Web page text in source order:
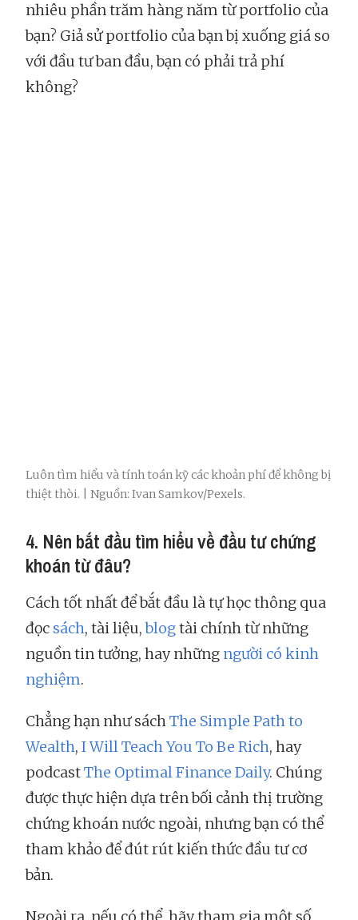
nhiêu phần trăm hàng năm từ portfolio của
bạn? Giả sử portfolio của bạn bị xuống giá so
với đầu tư ban đầu, bạn có phải trả phí
không?
Luôn tìm hiểu và tính toán kỹ các khoản phí để không bị
thiệt thòi. | Nguồn: Ivan Samkov/Pexels.
4. Nên bắt đầu tìm hiểu về đầu tư chứng
khoán từ đâu?
Cách tốt nhất để bắt đầu là tự học thông qua
đọc sách, tài liệu,blogtài chính từ những
nguồn tin tưởng, hay những người có kinh
nghiệm.
Chẳng hạn như sáchThe Simple Path to
Wealth, I Will Teach You To Be Rich, hay
podcastThe Optimal Finance Daily. Chúng
được thực hiện dựa trên bối cảnh thị trường
chứng khoán nước ngoài, nhưng bạn có thể
tham khảo để đút rút kiến thức đầu tư cơ
bản.